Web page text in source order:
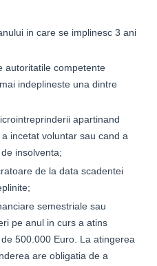
in care se implinesc 3 ani
autoritatile competente
indeplineste una dintre
apartinand
incetat voluntar sau cand a
insolventa;
de la data scadentei
semestriale sau
pe anul in curs a atins
500.000 Euro. La atingerea
are obligatia de a